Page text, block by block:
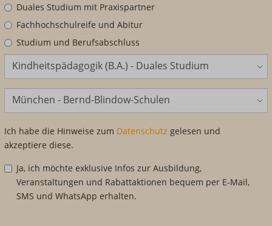
Duales Studium mit Praxispartner
Fachhochschulreife und Abitur
Studium und Berufsabschluss
Bildungsangebot
Standort
Ich habe die Hinweise zum Datenschutz gelesen und
akzeptiere diese.
Ja, ich möchte exklusive Infos zur Ausbildung,
Veranstaltungen und Rabattaktionen bequem per E-Mail,
SMS und WhatsApp erhalten.